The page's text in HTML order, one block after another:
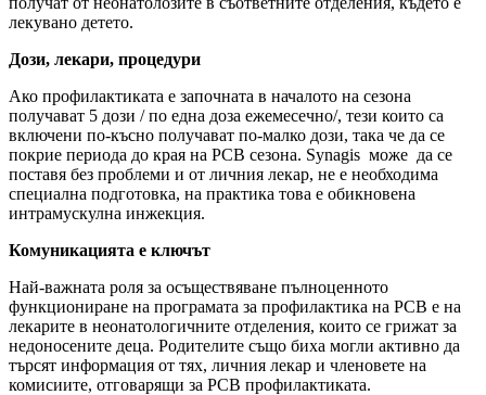
лекувано детето.
Дози, лекари, процедури
Ако профилактиката е започната в началото на сезона
получават 5 дози / по една доза ежемесечно/, тези които са
включени по-късно получават по-малко дози, така че да се
покрие периода до края на РСВ сезона. Synagis може да се
поставя без проблеми и от личния лекар, не е необходима
специална подготовка, на практика това е обикновена
интрамускулна инжекция.
Комуникацията е ключът
Най-важната роля за осъществяване пълноценното
функциониране на програмата за профилактика на РСВ е на
лекарите в неонатологичните отделения, които се грижат за
недоносените деца. Родителите също биха могли активно да
търсят информация от тях, личния лекар и членовете на
комисиите, отговарящи за РСВ профилактиката.